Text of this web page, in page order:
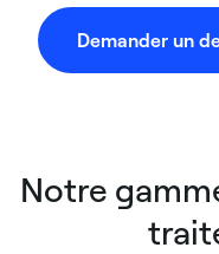
Demander un
Notre